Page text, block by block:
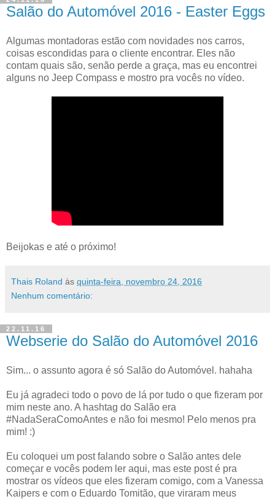
Salão do Automóvel 2016 - Easter Eggs
Algumas montadoras estão com novidades nos carros,
coisas escondidas para o cliente encontrar. Eles não
contam quais são, senão perde a graça, mas eu encontrei
alguns no Jeep Compass e mostro pra vocês no vídeo.
Beijokas e até o próximo!
Thais Roland às quinta-feira, novembro 24, 2016
Nenhum comentário:
22.11.16
Webserie do Salão do Automóvel 2016
Sim... o assunto agora é só Salão do Automóvel. hahaha
Eu já agradeci todo o povo de lá por tudo o que fizeram por
mim neste ano. A hashtag do Salão era
#NadaSeraComoAntes e não foi mesmo! Pelo menos pra
mim! :)
Eu coloquei um post falando sobre o Salão antes dele
começar e vocês podem ler aqui, mas este post é pra
mostrar os vídeos que eles fizeram comigo, com a Vanessa
Kaipers e com o Eduardo Tomitão, que viraram meus